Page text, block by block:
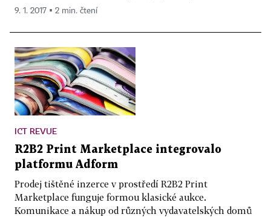
9. 1. 2017 ▪ 2 min. čtení
ICT REVUE
R2B2 Print Marketplace integrovalo
platformu Adform
Prodej tištěné inzerce v prostředí R2B2 Print
Marketplace funguje formou klasické aukce.
Komunikace a nákup od různých vydavatelských domů